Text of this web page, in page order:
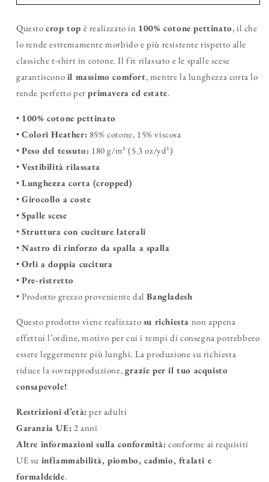
crop
flower
crop
flower
Questocrop top è realizzato in 100% cotone pettinato, il che
lo rende estremamente morbido e più resistente rispetto alle
classiche t-shirt in cotone. Il fit rilassato e le spalle scese
garantiscono il massimo comfort, mentre la lunghezza corta lo
rende perfetto perprimavera ed estate.
• 100% cotone pettinato
•Colori Heather: 85% cotone, 15% viscosa
•Peso del tessuto: 180 g/m² (5.3 oz/yd²)
•Vestibilità rilassata
•Lunghezza corta (cropped)
•Girocollo a coste
•Spalle scese
•Struttura con cuciture laterali
•Nastro di rinforzo da spalla a spalla
•Orli a doppia cucitura
•Pre-ristretto
• Prodotto grezzo proveniente dalBangladesh
Questo prodotto viene realizzato su richiesta non appena
effettui l’ordine, motivo per cui i tempi di consegna potrebbero
essere leggermente più lunghi. La produzione su richiesta
riduce la sovrapproduzione, grazie per il tuo acquisto
consapevole!
Restrizioni d’età: per adulti
Garanzia UE: 2 anni
Altre informazioni sulla conformità: conforme ai requisiti
UE su infiammabilità, piombo, cadmio, ftalati e
formaldeide.